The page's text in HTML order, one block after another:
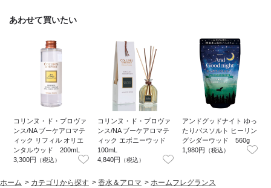
あわせて買いたい
コリンヌ・ド・プロヴァ
ンス/NA ブーケアロマテ
ィック リフィル オリエ
ンタルウッド 200mL
3,300円
（税込）
コリンヌ・ド・プロヴァ
ンス/NA ブーケアロマテ
ィック エボニーウッド
100mL
4,840円
（税込）
アンドグッドナイト ゆっ
たりバスソルト ヒーリン
グシダーウッド 560g
1,980円
（税込）
ホーム > カテゴリから探す > 香水＆アロマ > ホームフレグランス